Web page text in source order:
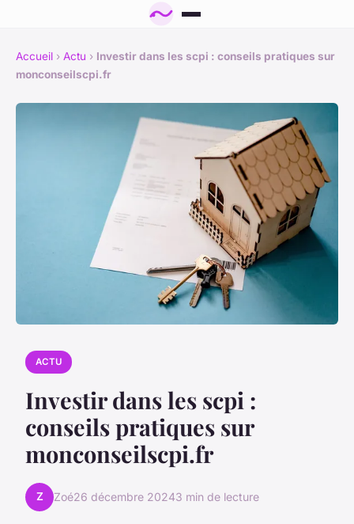
Accueil › Actu › Investir dans les scpi : conseils pratiques sur
monconseilscpi.fr
ACTU
Investir dans les scpi :
conseils pratiques sur
monconseilscpi.fr
Z Zoé26 décembre 20243 min de lecture